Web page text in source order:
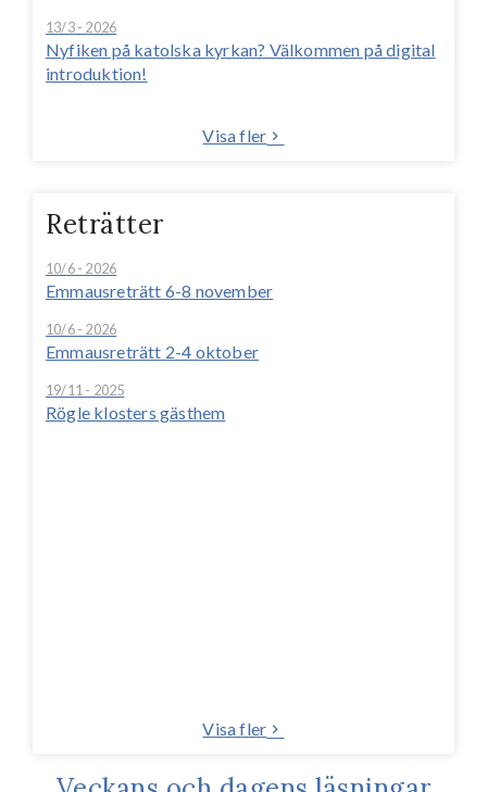
13/3 - 2026
Nyfiken på katolska kyrkan? Välkommen på digital
introduktion!
Visa fler
Reträtter
10/6 - 2026
Emmausreträtt 6-8 november
10/6 - 2026
Emmausreträtt 2-4 oktober
19/11 - 2025
Rögle klosters gästhem
Visa fler